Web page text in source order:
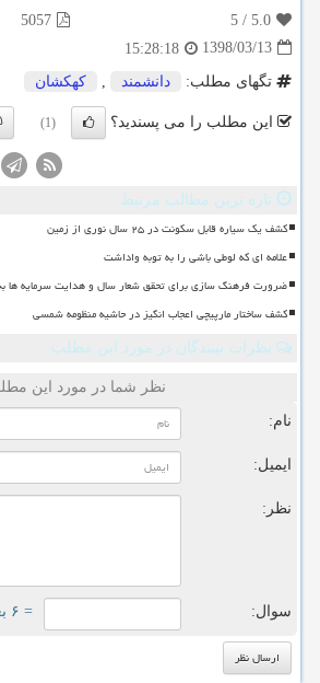
5.0
/
5
5057
1398/03/13
15:28:18
تگهای مطلب:
دانشمند كهكشان
این مطلب را می پسندید؟ (1)
تازه ترین مطالب مرتبط
کشف یک سیاره قابل سکونت در ۲۵ سال نوری از زمین
علامه ای که لوطی باشی را به توبه واداشت
ضرورت فرهنگ سازی برای تحقق شعار سال و هدایت سرمایه ها
کشف ساختار مارپیچی اعجاب انگیز در حاشیه منظومه شمسی
نظرات بینندگان در مورد این مطلب
نظر شما در مورد این
نام:
ایمیل:
نظر:
سوال: = ۶ بعلاوه ۵